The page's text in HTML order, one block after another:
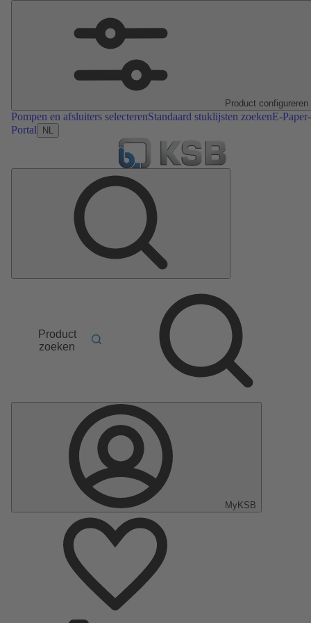
Product configureren
Pompen en afsluiters selecterenStandaard stuklijsten zoekenE-Paper-
Portal
NL
Product
zoeken
MyKSB